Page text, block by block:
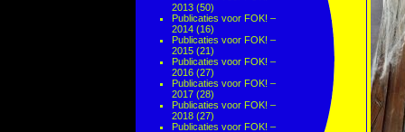
2013 (50)
Publicaties voor FOK! –
2014 (16)
Publicaties voor FOK! –
2015 (21)
Publicaties voor FOK! –
2016 (27)
Publicaties voor FOK! –
2017 (28)
Publicaties voor FOK! –
2018 (27)
Publicaties voor FOK! –